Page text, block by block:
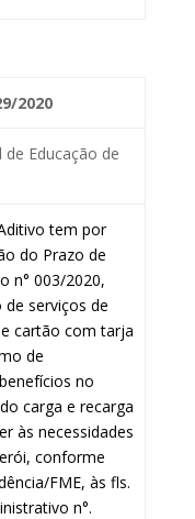
2020
Educação de
tem por
do Prazo de
n° 003/2020,
serviços de
cartão com tarja
de
no
carga e recarga
às necessidades
conforme
FME, às fls.
n°.